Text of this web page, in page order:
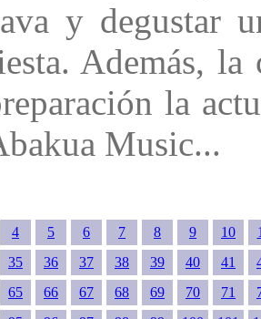
y degustar
Además, la
la
Music...
4 5 6 7 8 9 10
35 36 37 38 39 40 41
65 66 67 68 69 70 71